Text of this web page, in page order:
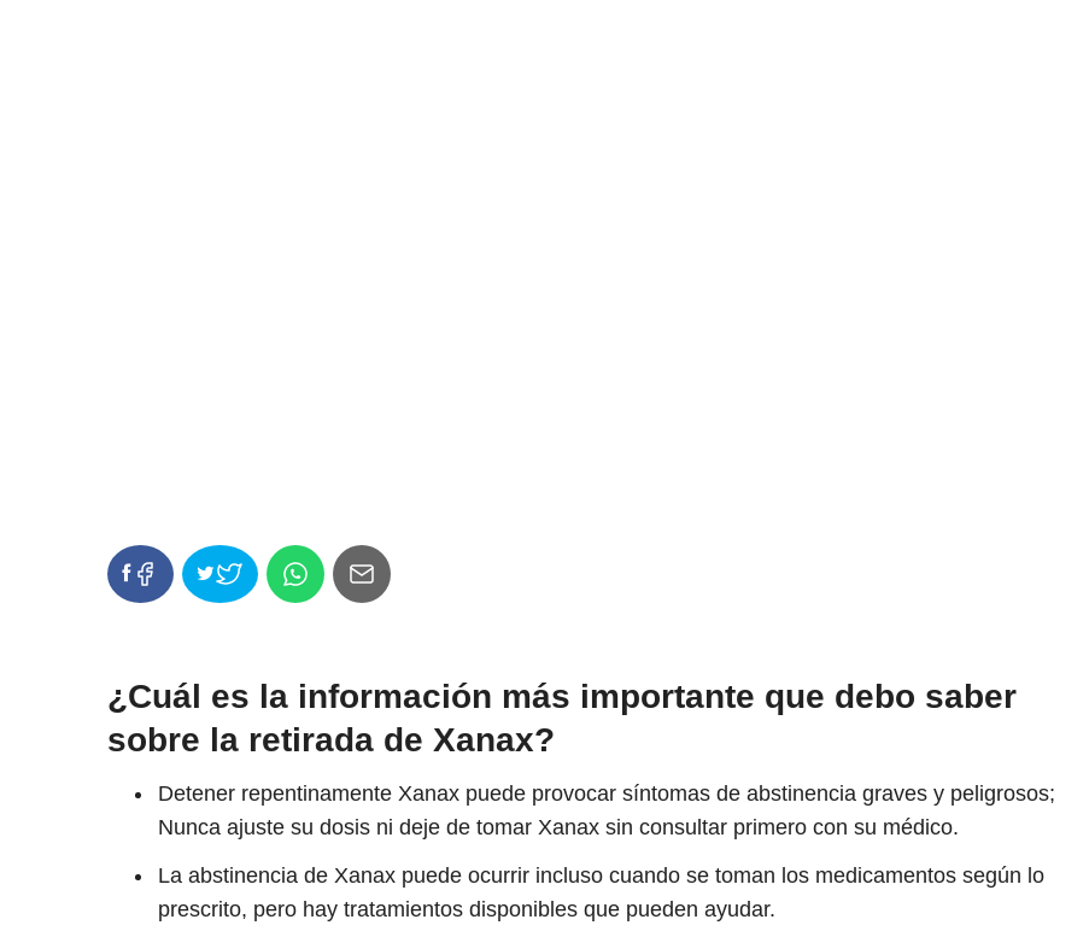
¿Cuál es la información más importante que debo saber
sobre la retirada de Xanax?
Detener repentinamente Xanax puede provocar síntomas de abstinencia graves y peligrosos;
Nunca ajuste su dosis ni deje de tomar Xanax sin consultar primero con su médico.
La abstinencia de Xanax puede ocurrir incluso cuando se toman los medicamentos según lo
prescrito, pero hay tratamientos disponibles que pueden ayudar.